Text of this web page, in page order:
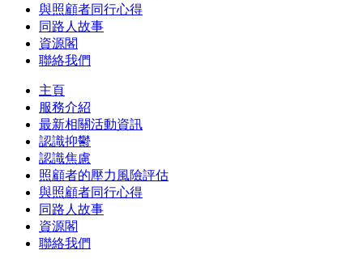
與照顧者同行心得
同路人故事
資源閣
聯絡我們
主頁
服務介紹
最新相關活動資訊
認識抑鬱
認識焦慮
照顧者的壓力風險評估
與照顧者同行心得
同路人故事
資源閣
聯絡我們